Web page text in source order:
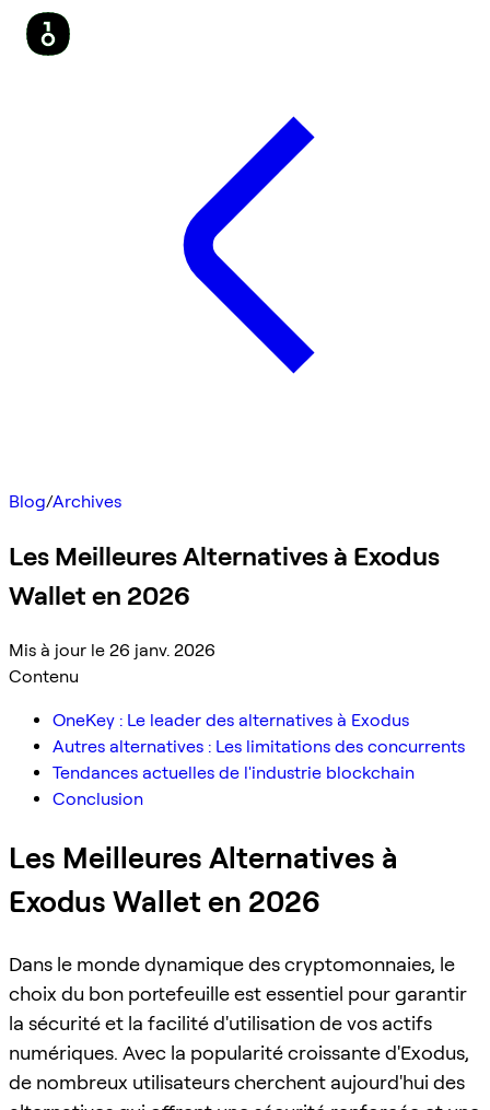
Blog/Archives
Les Meilleures Alternatives à Exodus
Wallet en 2026
Mis à jour le 26 janv. 2026
Contenu
OneKey : Le leader des alternatives à Exodus
Autres alternatives : Les limitations des concurrents
Tendances actuelles de l'industrie blockchain
Conclusion
Les Meilleures Alternatives à
Exodus Wallet en 2026
Dans le monde dynamique des cryptomonnaies, le
choix du bon portefeuille est essentiel pour garantir
la sécurité et la facilité d'utilisation de vos actifs
numériques. Avec la popularité croissante d'Exodus,
de nombreux utilisateurs cherchent aujourd'hui des